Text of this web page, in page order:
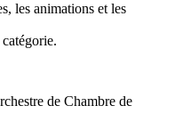
les animations et les
de Chambre de